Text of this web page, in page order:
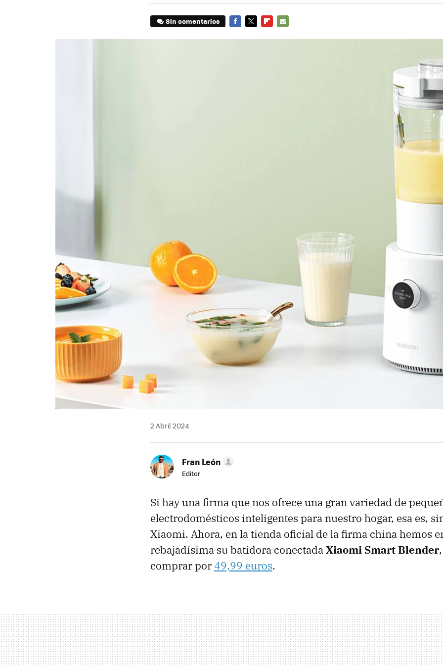
Sin comentarios
2 Abril 2024
Fran León
Editor
Si hay una firma que nos ofrece una gran variedad de
electrodomésticos inteligentes para nuestro hogar, esa es,
Xiaomi. Ahora, en la tienda oficial de la firma china hemos
rebajadísima su batidora conectadaXiaomi Smart Blender
comprar por49,99 euros.